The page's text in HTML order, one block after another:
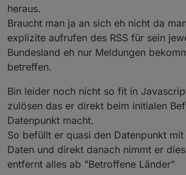
heraus.
Braucht man ja an sich eh nicht da
explizite aufrufen des RSS für sein
Bundesland eh nur Meldungen
betreffen.
Bin leider noch nicht so fit in
zulösen das er direkt beim initialen
Datenpunkt macht.
So befüllt er quasi den Datenpunkt
Daten und direkt danach nimmt er
entfernt alles ab "Betroffene Länder"